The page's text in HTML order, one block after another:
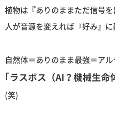
植物は『ありのままただ信号
人が音源を変えれば『好み』
自然体＝ありのまま最強＝ア
｢ラスボス（AI？機械生命
(笑)